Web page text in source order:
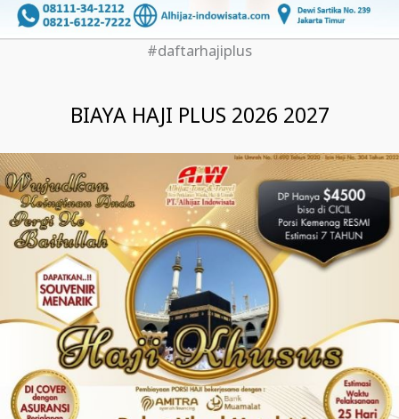
#daftarhajiplus
BIAYA HAJI PLUS 2026 2027